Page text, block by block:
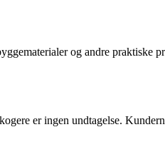
og andre praktiske
er ingen undtagelse.